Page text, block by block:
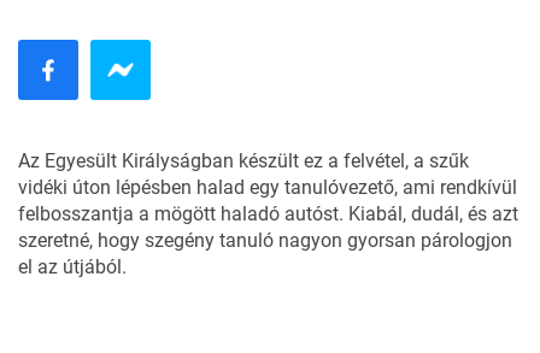
Az Egyesült Királyságban készült ez a felvétel, a szűk
vidéki úton lépésben halad egy tanulóvezető, ami rendkívül
felbosszantja a mögött haladó autóst. Kiabál, dudál, és azt
szeretné, hogy szegény tanuló nagyon gyorsan párologjon
el az útjából.